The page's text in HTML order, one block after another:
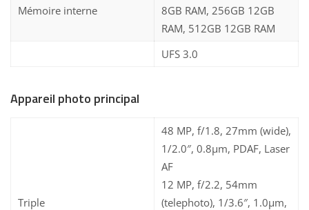
Mémoire interne
8GB RAM, 256GB 12GB
RAM, 512GB 12GB RAM
UFS 3.0
Appareil photo principal
Triple
48 MP, f/1.8, 27mm (wide),
1/2.0″, 0.8µm, PDAF, Laser
AF
12 MP, f/2.2, 54mm
(telephoto), 1/3.6″, 1.0µm,